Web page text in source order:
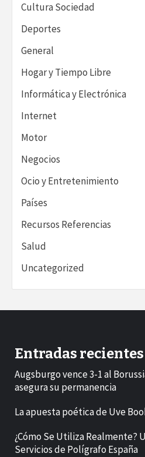
Cultura Sociedad
Deportes
General
Hogar y Tiempo Libre
Informática y Electrónica
Internet
Motor
Negocios
Ocio y Entretenimiento
Países
Recursos Referencias
Salud
Uncategorized
Entradas recientes
Augsburgo vence 3-1 al
asegura su permanencia
La apuesta poética de Uve
¿Cómo Se Utiliza Realmente?
Servicios de Polígrafo España